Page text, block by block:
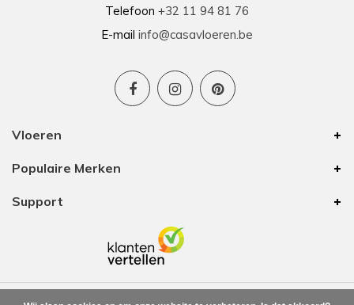
problemen tijdens plaatsing .
Casa Vloeren. Toen was het van hun eigen merk
zij de enige op onze zoektocht met een goede
waardoor we voor onze bovenverdieping ook
vloer bij hun zijn gaan halen. Ze hebben nog
steeds mooie vloeren voor elk budget. Ook deze
keer zijn we weer helemaal tevreden.
Telefoon +32 11 94 81 76
E-mail info@casavloeren.be
Vloeren
Populaire Merken
Support